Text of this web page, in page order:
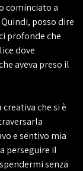
cominciato a
posso dire
profonde che
dove
aveva preso il
che si è
e sentivo mia
perseguire il
senza